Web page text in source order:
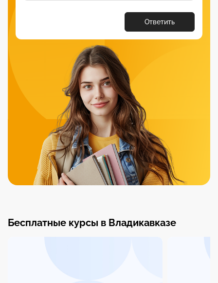
Ответить
Бесплатные курсы в Владикавказе